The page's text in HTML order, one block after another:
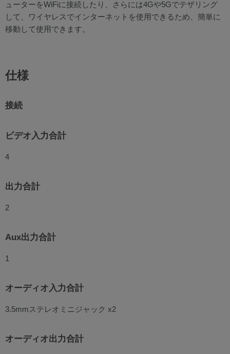
ューターをWiFiに接続したり、さらには4Gや5Gでテザリング
して、ワイヤレスでインターネットを使用できるため、簡単に
移動して使用できます。
仕様
接続
ビデオ入力合計
4
出力合計
2
Aux出力合計
1
オーディオ入力合計
3.5mmステレオミニジャック x2
オーディオ出力合計